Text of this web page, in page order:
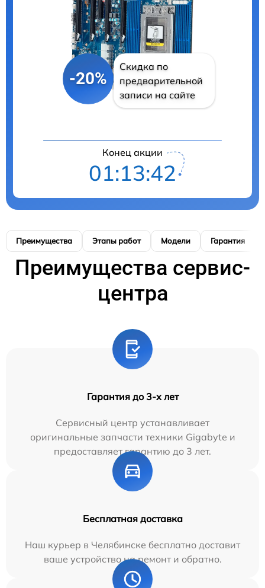
-20%
Скидка по
предварительной
записи на сайте
Конец акции
01:13:41
Преимущества Этапы работ Модели Гарантия
Преимущества сервис-
центра
Гарантия до 3-х лет
Сервисный центр устанавливает
оригинальные запчасти техники Gigabyte и
предоставляет гарантию до 3 лет.
Бесплатная доставка
Наш курьер в Челябинске бесплатно доставит
ваше устройство на ремонт и обратно.